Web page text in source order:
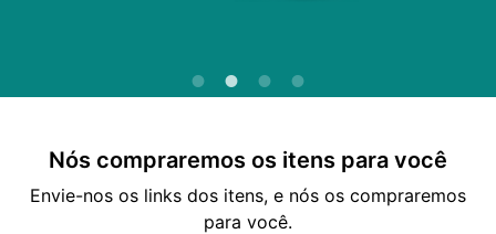
Nós compraremos os itens para você
Envie-nos os links dos itens, e nós os compraremos
para você.